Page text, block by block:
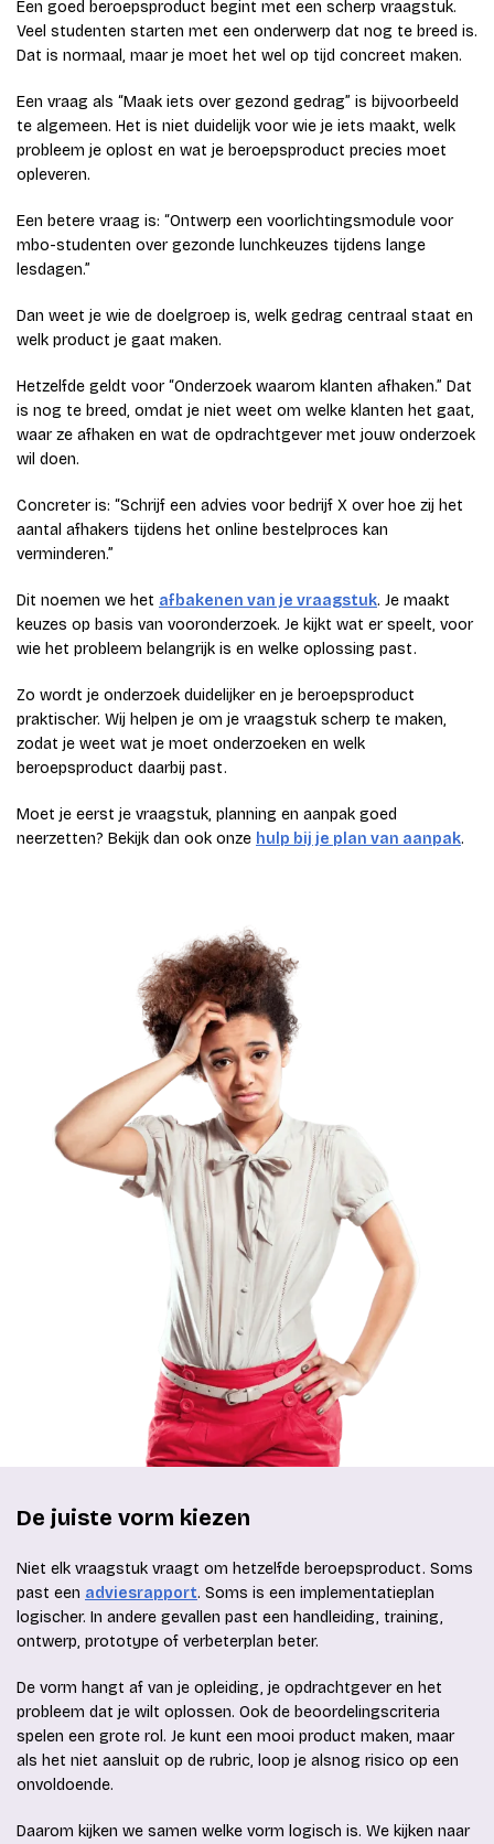
Een goed beroepsproduct begint met een scherp vraagstuk.
Veel studenten starten met een onderwerp dat nog te breed is.
Dat is normaal, maar je moet het wel op tijd concreet maken.
Een vraag als “Maak iets over gezond gedrag” is bijvoorbeeld
te algemeen. Het is niet duidelijk voor wie je iets maakt, welk
probleem je oplost en wat je beroepsproduct precies moet
opleveren.
Een betere vraag is: “Ontwerp een voorlichtingsmodule voor
mbo-studenten over gezonde lunchkeuzes tijdens lange
lesdagen.”
Dan weet je wie de doelgroep is, welk gedrag centraal staat en
welk product je gaat maken.
Hetzelfde geldt voor “Onderzoek waarom klanten afhaken.” Dat
is nog te breed, omdat je niet weet om welke klanten het gaat,
waar ze afhaken en wat de opdrachtgever met jouw onderzoek
wil doen.
Concreter is: “Schrijf een advies voor bedrijf X over hoe zij het
aantal afhakers tijdens het online bestelproces kan
verminderen.”
Dit noemen we het afbakenen van je vraagstuk. Je maakt
keuzes op basis van vooronderzoek. Je kijkt wat er speelt, voor
wie het probleem belangrijk is en welke oplossing past.
Zo wordt je onderzoek duidelijker en je beroepsproduct
praktischer. Wij helpen je om je vraagstuk scherp te maken,
zodat je weet wat je moet onderzoeken en welk
beroepsproduct daarbij past.
Moet je eerst je vraagstuk, planning en aanpak goed
neerzetten? Bekijk dan ook onze hulp bij je plan van aanpak.
De juiste vorm kiezen
Niet elk vraagstuk vraagt om hetzelfde beroepsproduct. Soms
past een adviesrapport. Soms is een implementatieplan
logischer. In andere gevallen past een handleiding, training,
ontwerp, prototype of verbeterplan beter.
De vorm hangt af van je opleiding, je opdrachtgever en het
probleem dat je wilt oplossen. Ook de beoordelingscriteria
spelen een grote rol. Je kunt een mooi product maken, maar
als het niet aansluit op de rubric, loop je alsnog risico op een
onvoldoende.
Daarom kijken we samen welke vorm logisch is. We kijken naar